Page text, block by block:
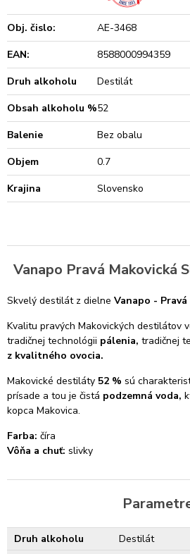
Obj. čislo:
AE-3468
EAN:
8588000994359
Druh alkoholu
Destilát
Obsah alkoholu %52
Balenie
Bez obalu
Objem
0.7
Krajina
Slovensko
Vanapo Pravá Makovická
Skvelý destilát z dielne Vanapo -
Kvalitu pravých Makovických destilátov
tradičnej technológii pálenia, tradičnej
z kvalitného ovocia.
Makovické destiláty 52 % sú
prísade a tou je čistá podzemná voda,
kopca Makovica.
Farba: číra
Vôňa a chuť: slivky
Druh alkoholu
Destilát